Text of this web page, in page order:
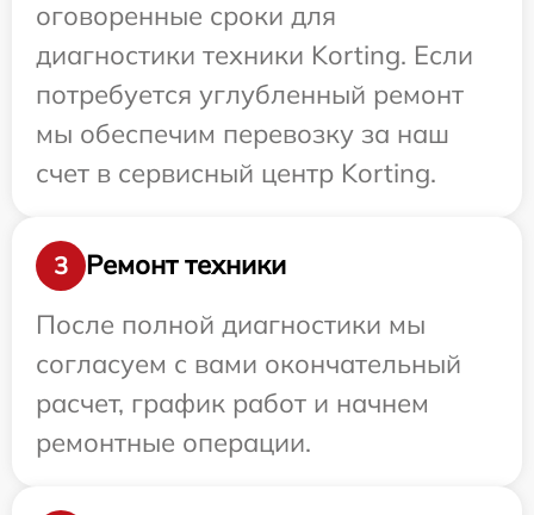
оговоренные сроки для
диагностики техники Korting. Если
потребуется углубленный ремонт
мы обеспечим перевозку за наш
счет в сервисный центр Korting.
3
Ремонт техники
После полной диагностики мы
согласуем с вами окончательный
расчет, график работ и начнем
ремонтные операции.